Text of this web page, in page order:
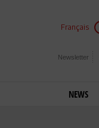
Français
Newsletter
NEWS